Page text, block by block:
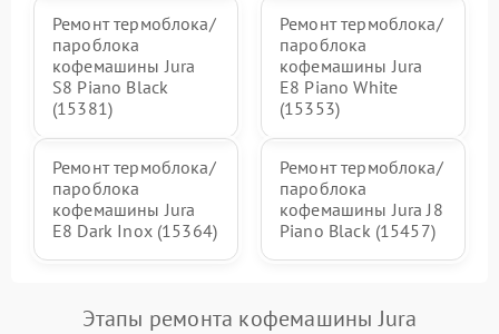
Ремонт термоблока/
пароблока
кофемашины Jura
S8 Piano Black
(15381)
Ремонт термоблока/
пароблока
кофемашины Jura
E8 Piano White
(15353)
Ремонт термоблока/
пароблока
кофемашины Jura
E8 Dark Inox (15364)
Ремонт термоблока/
пароблока
кофемашины Jura J8
Piano Black (15457)
Этапы ремонта кофемашины Jura